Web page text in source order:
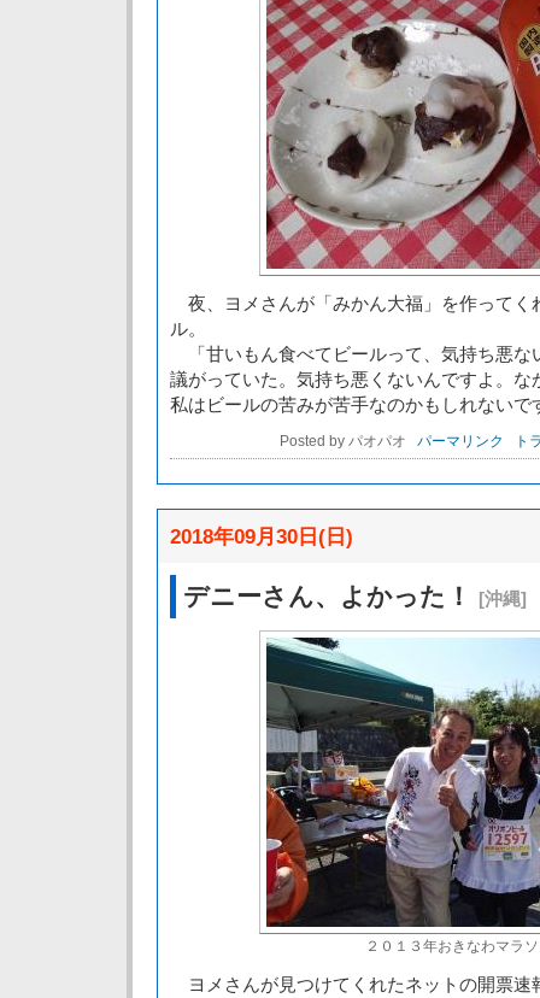
夜、ヨメさんが「みかん大福」を作ってく
ル。
「甘いもん食べてビールって、気持ち悪な
議がっていた。気持ち悪くないんですよ。な
私はビールの苦みが苦手なのかもしれないで
Posted by パオパオ パーマリンク ト
2018年09月30日(日)
デニーさん、よかった！ [沖縄]
２０１３年おきなわマラ
ヨメさんが見つけてくれたネットの開票速